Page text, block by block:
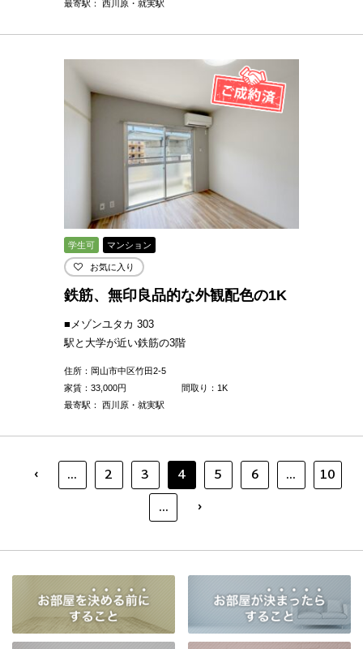
最寄駅： 西川原・就実駅
学生可 マンション
お気に入り
鉄筋、無印良品的な外観配色の1K
■メゾンユタカ 303
駅と大学が近い鉄筋の3階
住所：岡山市中区竹田2-5
家賃： 33,000円
間取り：1K
最寄駅： 西川原・就実駅
‹ ... 2 3 4 5 6 ...
10
...
›